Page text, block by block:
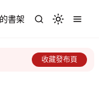
書架 Toggle
收藏發布頁